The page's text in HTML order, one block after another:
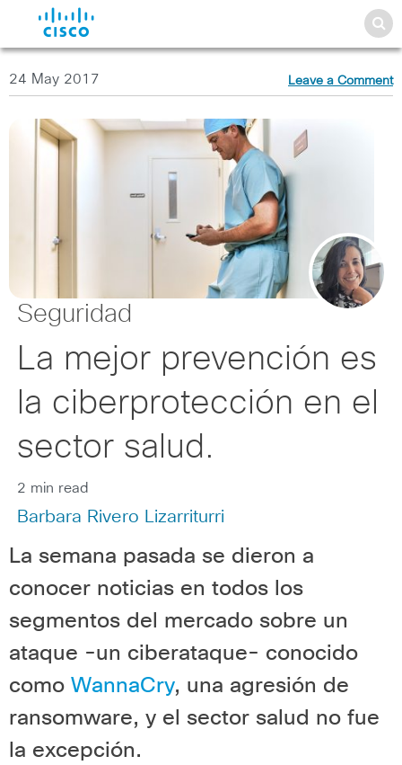
24 May 2017 Leave a Comment
Seguridad
La mejor prevención es
la ciberprotección en el
sector salud.
2 min read
Barbara Rivero Lizarriturri
La semana pasada se dieron a
conocer noticias en todos los
segmentos del mercado sobre un
ataque -un ciberataque- conocido
como WannaCry, una agresión de
ransomware, y el sector salud no fue
la excepción.